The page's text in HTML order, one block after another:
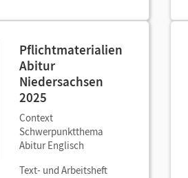
Pflichtmaterialien
Abitur
Niedersachsen
2025
Context
Schwerpunktthema
Abitur Englisch
Text- und Arbeitsheft